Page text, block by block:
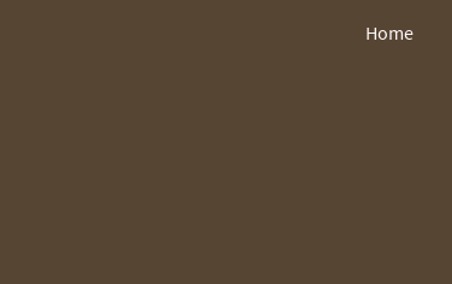
Home